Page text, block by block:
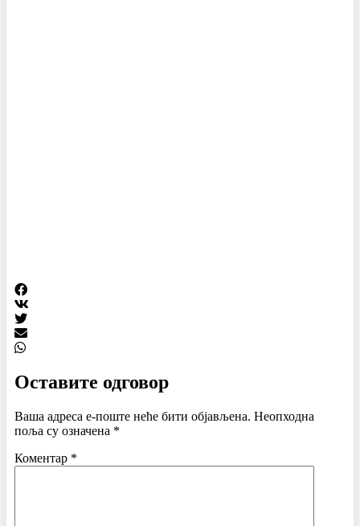
Оставите одговор
Ваша адреса е-поште неће бити објављена. Неопходна
поља су означена *
Коментар *